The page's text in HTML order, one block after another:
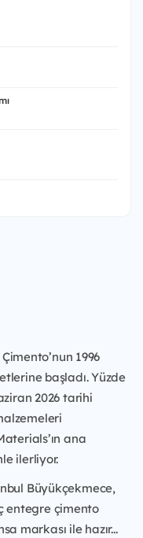
1996
başladı. Yüzde
2026 tarihi
ana
ilerliyor.
Büyükçekmece,
entegre çimento
markası ile hazır...